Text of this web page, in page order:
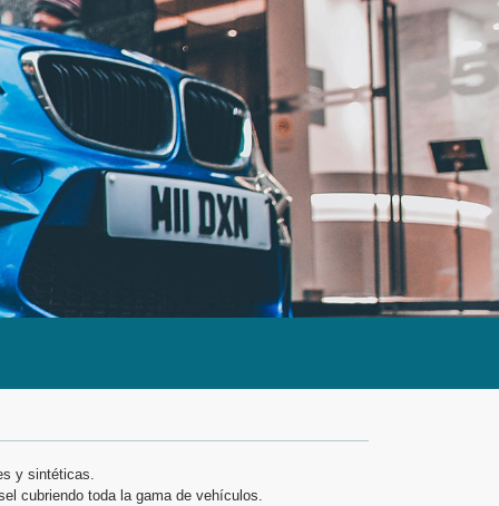
y sintéticas.
cubriendo toda la gama de vehículos.